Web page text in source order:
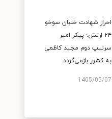
احراز شهادت خلبان سوخو
۲۴ ارتش؛ پیکر امیر
سرتیپ دوم مجید کاظمی
به کشور بازمی‌گردد
1405/05/07